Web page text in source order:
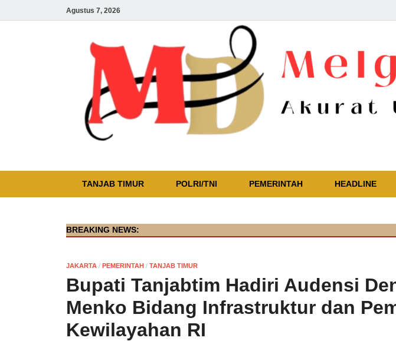
Agustus 7, 2026
TANJAB TIMUR
POLRI/TNI PEMERINTAH HEADLINE
BREAKING NEWS:
JAKARTA / PEMERINTAH / TANJAB TIMUR
Bupati Tanjabtim Hadiri Audensi
Menko Bidang Infrastruktur dan
Kewilayahan RI